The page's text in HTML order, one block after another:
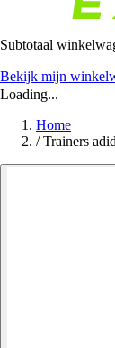
Subtotaal
Bekijk mijn
Loading...
Home
/ Trainers